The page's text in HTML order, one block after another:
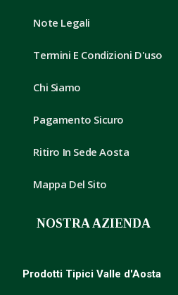
Note Legali
Termini E Condizioni D'uso
Chi Siamo
Pagamento Sicuro
Ritiro In Sede Aosta
Mappa Del Sito
NOSTRA AZIENDA
Prodotti Tipici Valle d'Aosta